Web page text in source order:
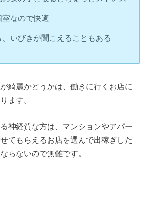
なので快適
、いびきが聞こえることもある
綺麗かどうかは、働きに行くお店に
ます。
神経質な方は、マンションやアパー
てもらえるお店を選んで出稼ぎした
らないので無難です。